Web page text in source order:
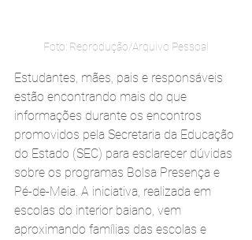
Foto: Reprodução/Arquivo Pessoal
Estudantes, mães, pais e responsáveis
estão encontrando mais do que
informações durante os encontros
promovidos pela Secretaria da Educação
do Estado (SEC) para esclarecer dúvidas
sobre os programas Bolsa Presença e
Pé-de-Meia. A iniciativa, realizada em
escolas do interior baiano, vem
aproximando famílias das escolas e